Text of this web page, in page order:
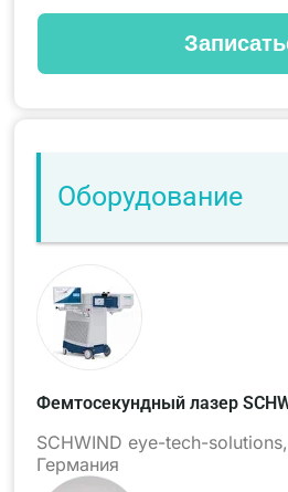
Оборудование
Фемтосекундный лазер
SCHWIND eye-tech-solutions,
Германия